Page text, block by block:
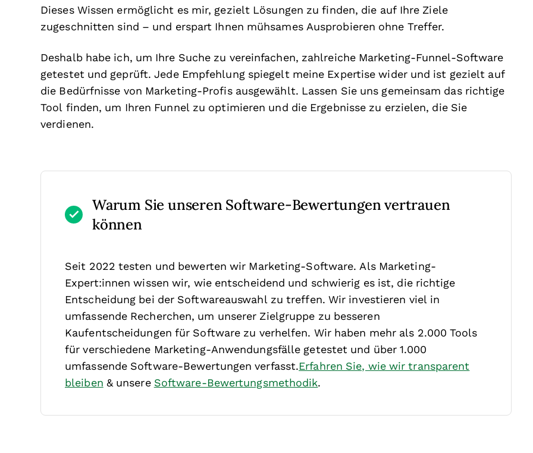
Dieses Wissen ermöglicht es mir, gezielt Lösungen zu finden, die auf Ihre Ziele
zugeschnitten sind – und erspart Ihnen mühsames Ausprobieren ohne Treffer.
Deshalb habe ich, um Ihre Suche zu vereinfachen, zahlreiche Marketing-Funnel-Software
getestet und geprüft. Jede Empfehlung spiegelt meine Expertise wider und ist gezielt auf
die Bedürfnisse von Marketing-Profis ausgewählt. Lassen Sie uns gemeinsam das richtige
Tool finden, um Ihren Funnel zu optimieren und die Ergebnisse zu erzielen, die Sie
verdienen.
Warum Sie unseren Software-Bewertungen vertrauen
können
Seit 2022 testen und bewerten wir Marketing-Software. Als Marketing-
Expert:innen wissen wir, wie entscheidend und schwierig es ist, die richtige
Entscheidung bei der Softwareauswahl zu treffen. Wir investieren viel in
umfassende Recherchen, um unserer Zielgruppe zu besseren
Kaufentscheidungen für Software zu verhelfen. Wir haben mehr als 2.000 Tools
für verschiedene Marketing-Anwendungsfälle getestet und über 1.000
umfassende Software-Bewertungen verfasst.Erfahren Sie, wie wir transparent
bleiben & unsere Software-Bewertungsmethodik.